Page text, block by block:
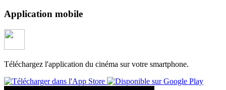
Application mobile
Téléchargez l'application du cinéma sur votre smartphone.